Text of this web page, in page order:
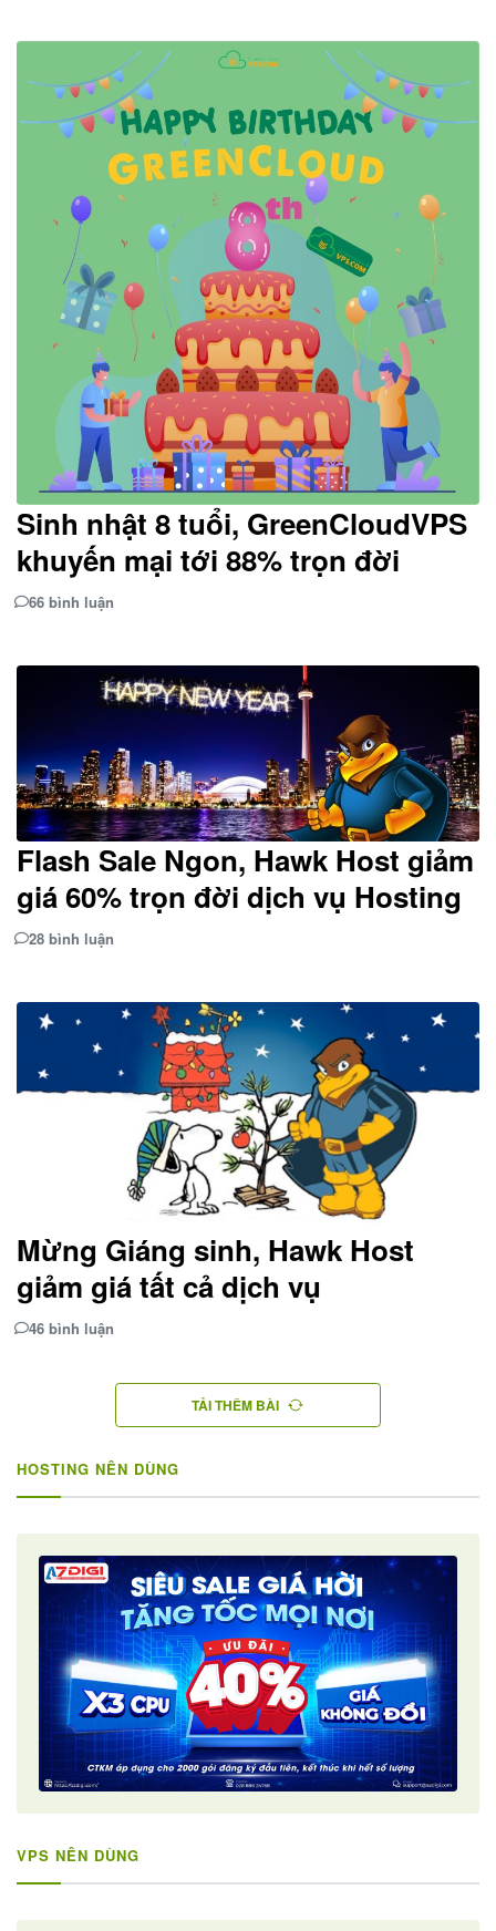
Sinh nhật 8 tuổi, GreenCloudVPS
khuyến mại tới 88% trọn đời
66 bình luận
Flash Sale Ngon, Hawk Host giảm
giá 60% trọn đời dịch vụ Hosting
28 bình luận
Mừng Giáng sinh, Hawk Host
giảm giá tất cả dịch vụ
46 bình luận
TẢI THÊM BÀI
HOSTING NÊN DÙNG
VPS NÊN DÙNG